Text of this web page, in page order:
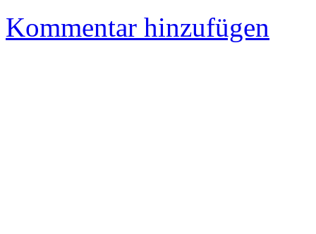
Kommentar hinzufügen